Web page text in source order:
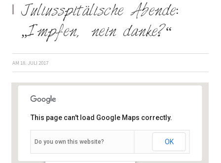
Juliusspitälische Abende:
„Impfen, nein danke?“
AM 18. JULI 2017
Veranstaltungen
This page can't load Google Maps correctly.
Do you own this website? OK